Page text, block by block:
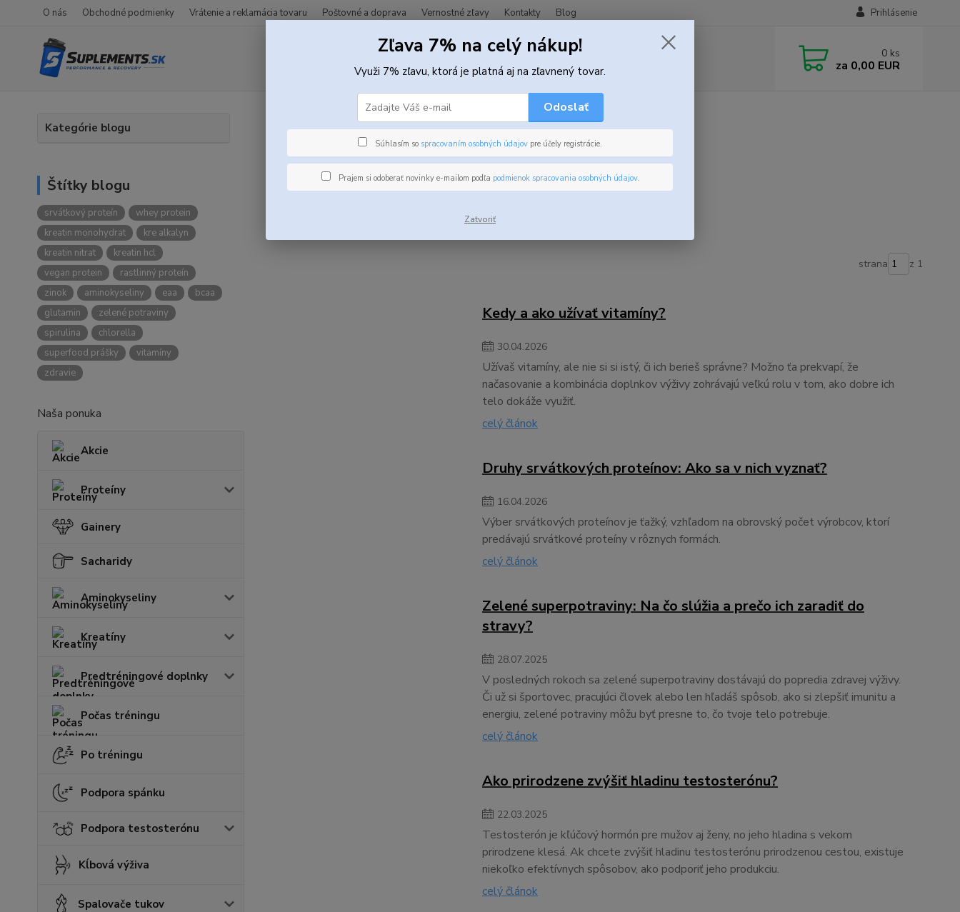
O nás Obchodné podmienky Vrátenie a reklamácia tovaru Poštovné a doprava Vernostné zľavy Kontakty Blog Prihlásenie
Hľadať 0 ks
za 0,00 EUR
Kategórie blogu
Štítky blogu
srvátkový proteín
whey protein
kreatin monohydrat
kre alkalyn
kreatin nitrat
kreatin hcl
vegan protein
rastlinný proteín
zinok
aminokyseliny eaa
bcaa
glutamin
zelené potraviny
spirulina
chlorella
superfood prášky
vitamíny
zdravie
Naša ponuka
Akcie
Proteíny
Gainery
Sacharidy
Aminokyseliny
Kreatíny
Predtréningové doplnky
Počas tréningu
Po tréningu
Podpora spánku
Podpora testosterónu
Kĺbová výživa
Spalovače tukov
Blog
strana z 1
Kedy a ako užívať vitamíny?
30.04.2026
Užívaš vitamíny, ale nie si si istý, či ich berieš správne? Možno ťa prekvapí, že
načasovanie a kombinácia doplnkov výživy zohrávajú veľkú rolu v tom, ako dobre ich
telo dokáže využiť.
celý článok
Druhy srvátkových proteínov: Ako sa v nich vyznať?
16.04.2026
Výber srvátkových proteínov je ťažký, vzhľadom na obrovský počet výrobcov, ktorí
predávajú srvátkové proteíny v rôznych formách.
celý článok
Zelené superpotraviny: Na čo slúžia a prečo ich zaradiť do
stravy?
28.07.2025
V posledných rokoch sa zelené superpotraviny dostávajú do popredia zdravej výživy.
Či už si športovec, pracujúci človek alebo len hľadáš spôsob, ako si zlepšiť imunitu a
energiu, zelené potraviny môžu byť presne to, čo tvoje telo potrebuje.
celý článok
Ako prirodzene zvýšiť hladinu testosterónu?
22.03.2025
Testosterón je kľúčový hormón pre mužov aj ženy, no jeho hladina s vekom
prirodzene klesá. Ak chcete zvýšiť hladinu testosterónu prirodzenou cestou, existuje
niekoľko efektívnych spôsobov, ako podporiť jeho produkciu.
celý článok
Zľava 7% na celý nákup!
Využi 7% zľavu, ktorá je platná aj na zľavnený tovar.
Odoslať
Súhlasím so spracovaním osobných údajov pre účely registrácie.
Prajem si odoberať novinky e-mailom podľa podmienok spracovania osobných údajov.
Zatvoriť